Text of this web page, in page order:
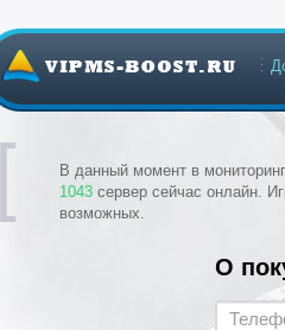
В данный момент в
1043 сервер сейчас онлайн.
возможных.
О